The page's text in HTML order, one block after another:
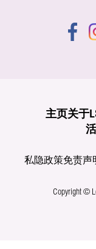
主页关于
私隐政策免责声
Copyright ©